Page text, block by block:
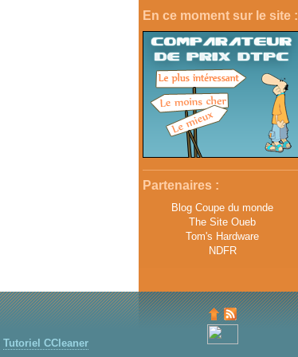
En ce moment sur le site :
Partenaires :
Blog Coupe du monde
The Site Oueb
Tom's Hardware
NDFR
Tutoriel CCleaner